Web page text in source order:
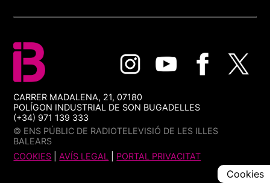
CARRER MADALENA, 21, 07180
POLÍGON INDUSTRIAL DE SON BUGADELLES
(+34) 971 139 333
© ENS PÚBLIC DE RADIOTELEVISIÓ DE LES ILLES
BALEARS
COOKIES |AVÍS LEGAL PORTAL PRIVACITAT
Cookies